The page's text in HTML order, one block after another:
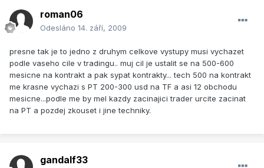
roman06
Odesláno 14. září, 2009
presne tak je to jedno z druhym celkove vystupy musi vychazet
podle vaseho cile v tradingu.. muj cil je ustalit se na 500-600
mesicne na kontrakt a pak sypat kontrakty... tech 500 na kontrakt
me krasne vychazi s PT 200-300 usd na TF a asi 12 obchodu
mesicne...podle me by mel kazdy zacinajici trader urcite zacinat
na PT a pozdej zkouset i jine techniky.
gandalf33